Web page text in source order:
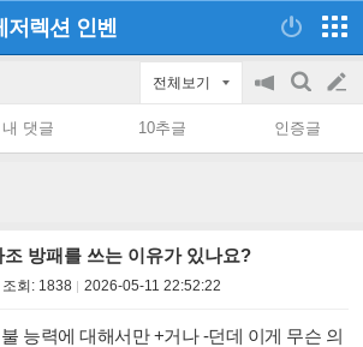
저렉션 인벤
전체보기
공
on/off
검
색
글
쓰
내 댓글 10추글 인증글
조 방패를 쓰는 이유가 있나요?
조회: 1838 2026-05-11 22:52:22
능력에 대해서만 +거나 -던데 이게 무슨 의